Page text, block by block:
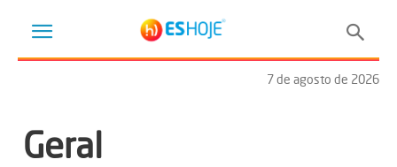
7 de agosto de 2026
Geral